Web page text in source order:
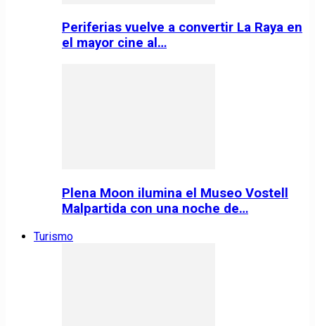
Periferias vuelve a convertir La Raya en
el mayor cine al…
Plena Moon ilumina el Museo Vostell
Malpartida con una noche de…
Turismo